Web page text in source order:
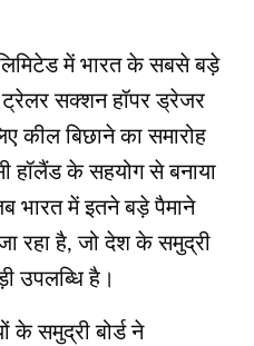
लिमिटेड में भारत के सबसे बड़े
सक्शन हॉपर ड्रेजर
कील बिछाने का समारोह
हॉलैंड के सहयोग से बनाया
भारत में इतने बड़े पैमाने
रहा है, जो देश के समुद्री
उपलब्धि है।
के समुद्री बोर्ड ने